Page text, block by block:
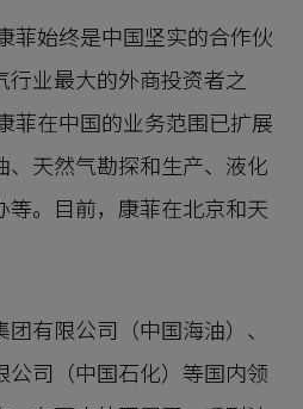
菲始终是中国坚实的合作伙
行业最大的外商投资者之
菲在中国的业务范围已扩展
、天然气勘探和生产、液化
等。目前，康菲在北京和天
有限公司（中国海油）、
公司（中国石化）等国内领